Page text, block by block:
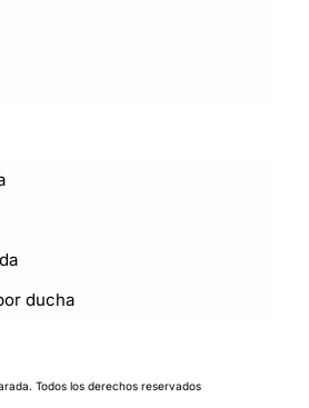
ducha
Todos los derechos reservados